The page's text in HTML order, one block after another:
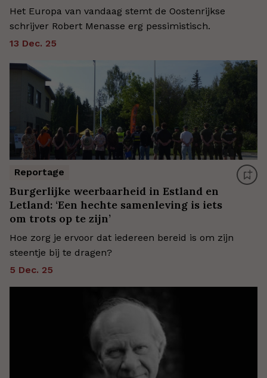
Het Europa van vandaag stemt de Oostenrijkse
schrijver Robert Menasse erg pessimistisch.
13 Dec. 25
Reportage
Burgerlijke weerbaarheid in Estland en
Letland: ‘Een hechte samenleving is iets
om trots op te zijn’
Hoe zorg je ervoor dat iedereen bereid is om zijn
steentje bij te dragen?
5 Dec. 25